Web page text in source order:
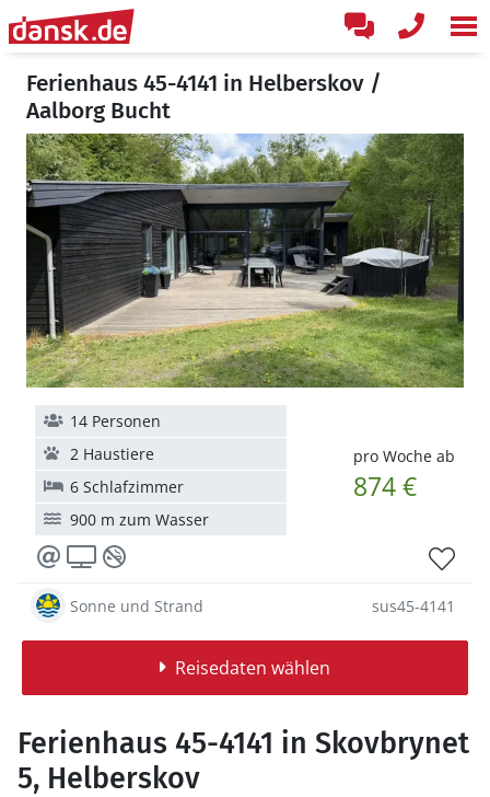
Ferienhaus 45-4141 in Helberskov /
Aalborg Bucht
pro Woche ab
874 €
14 Personen
2 Haustiere
6 Schlafzimmer
900 m zum Wasser
Sonne und Strand sus45-4141
Reisedaten wählen
Ferienhaus 45-4141 in Skovbrynet
5, Helberskov